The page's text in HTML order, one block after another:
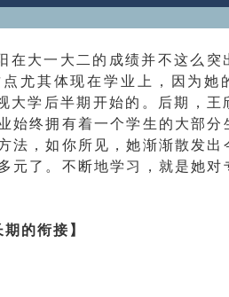
在大一大二的成绩并不这么突
尤其体现在学业上，因为她
大学后半期开始的。后期，王
始终拥有着一个学生的大部分
法，如你所见，她渐渐散发出
元了。不断地学习，就是她对
期的衔接】